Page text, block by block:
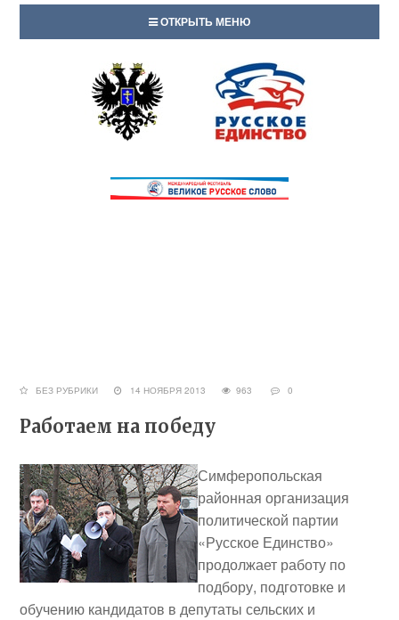
ОТКРЫТЬ МЕНЮ
БЕЗ РУБРИКИ 14 НОЯБРЯ 2013 963 0
Работаем на победу
Симферопольская
районная организация
политической партии
«Русское Единство»
продолжает работу по
подбору, подготовке и
обучению кандидатов в депутаты сельских и